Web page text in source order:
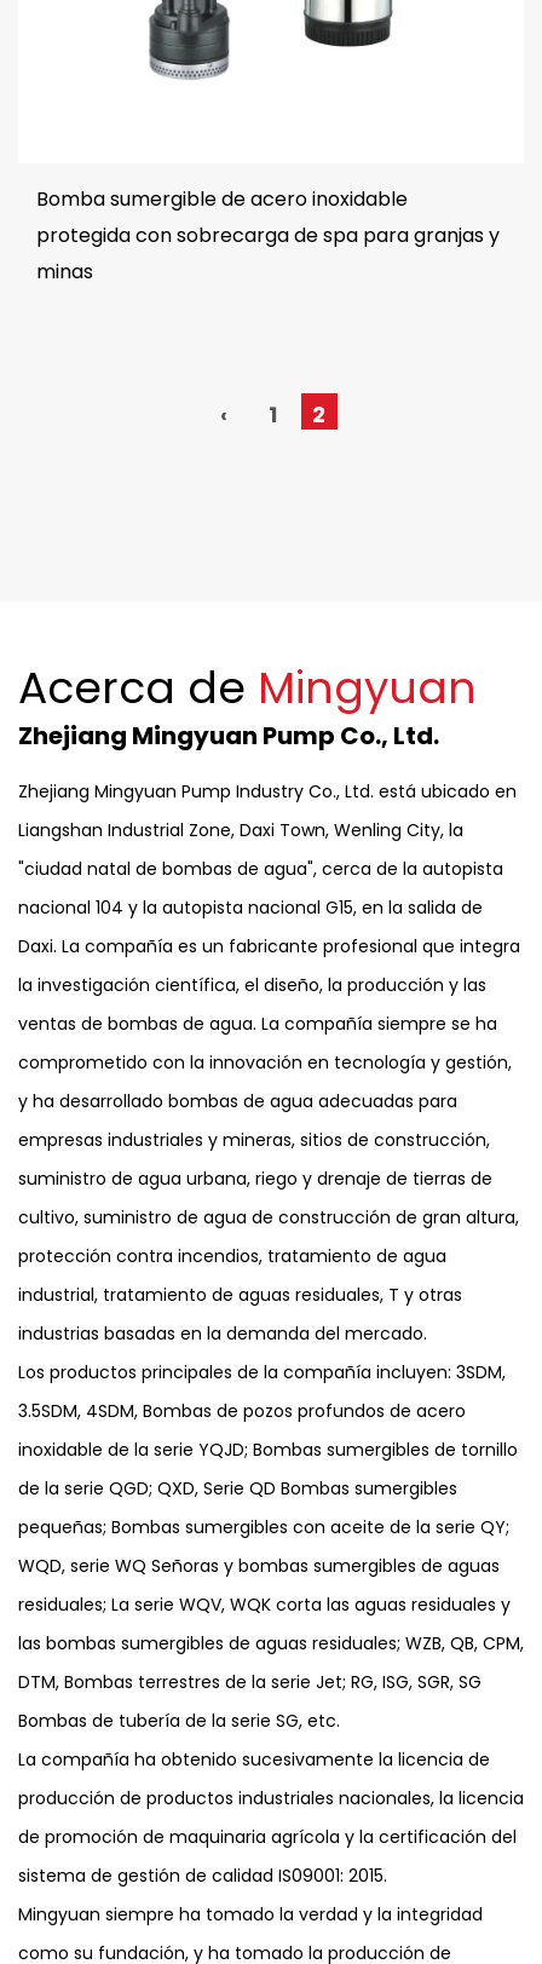
Bomba sumergible de acero inoxidable
protegida con sobrecarga de spa para granjas y
minas
‹ 1 2
Acerca de Mingyuan
Zhejiang Mingyuan Pump Co., Ltd.
Zhejiang Mingyuan Pump Industry Co., Ltd. está ubicado en
Liangshan Industrial Zone, Daxi Town, Wenling City, la
"ciudad natal de bombas de agua", cerca de la autopista
nacional 104 y la autopista nacional G15, en la salida de
Daxi. La compañía es un fabricante profesional que integra
la investigación científica, el diseño, la producción y las
ventas de bombas de agua. La compañía siempre se ha
comprometido con la innovación en tecnología y gestión,
y ha desarrollado bombas de agua adecuadas para
empresas industriales y mineras, sitios de construcción,
suministro de agua urbana, riego y drenaje de tierras de
cultivo, suministro de agua de construcción de gran altura,
protección contra incendios, tratamiento de agua
industrial, tratamiento de aguas residuales, T y otras
industrias basadas en la demanda del mercado.
Los productos principales de la compañía incluyen: 3SDM,
3.5SDM, 4SDM, Bombas de pozos profundos de acero
inoxidable de la serie YQJD; Bombas sumergibles de tornillo
de la serie QGD; QXD, Serie QD Bombas sumergibles
pequeñas; Bombas sumergibles con aceite de la serie QY;
WQD, serie WQ Señoras y bombas sumergibles de aguas
residuales; La serie WQV, WQK corta las aguas residuales y
las bombas sumergibles de aguas residuales; WZB, QB, CPM,
DTM, Bombas terrestres de la serie Jet; RG, ISG, SGR, SG
Bombas de tubería de la serie SG, etc.
La compañía ha obtenido sucesivamente la licencia de
producción de productos industriales nacionales, la licencia
de promoción de maquinaria agrícola y la certificación del
sistema de gestión de calidad IS09001: 2015.
Mingyuan siempre ha tomado la verdad y la integridad
como su fundación, y ha tomado la producción de